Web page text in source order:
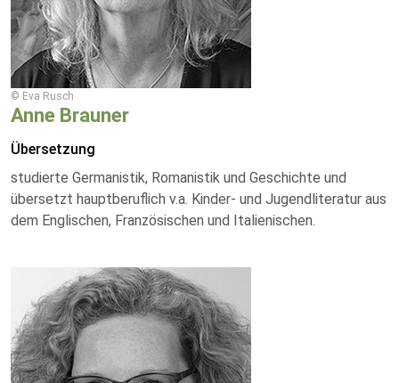
© Eva Rusch
Anne Brauner
Übersetzung
studierte Germanistik, Romanistik und Geschichte und
übersetzt hauptberuflich v.a. Kinder- und Jugendliteratur aus
dem Englischen, Französischen und Italienischen.